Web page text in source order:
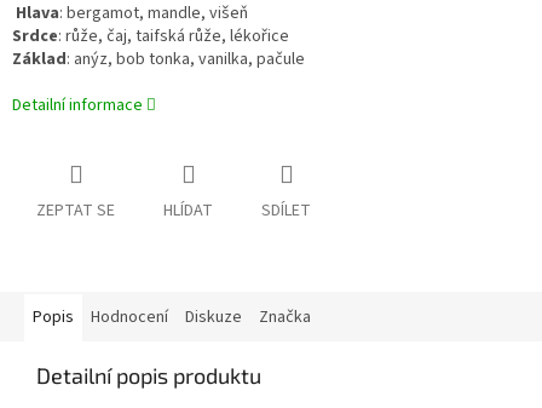
Hlava: bergamot, mandle, višeň
Srdce: růže, čaj, taifská růže, lékořice
Základ: anýz, bob tonka, vanilka, pačule
Detailní informace
ZEPTAT SE HLÍDAT SDÍLET
Popis Hodnocení Diskuze Značka
Detailní popis produktu